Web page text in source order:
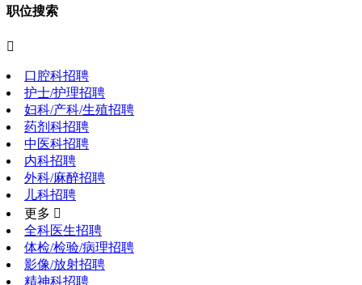
职位搜索

口腔科招聘
护士/护理招聘
妇科/产科/生殖招聘
药剂科招聘
中医科招聘
内科招聘
外科/麻醉招聘
儿科招聘
更多 
全科医生招聘
体检/检验/病理招聘
影像/放射招聘
精神科招聘